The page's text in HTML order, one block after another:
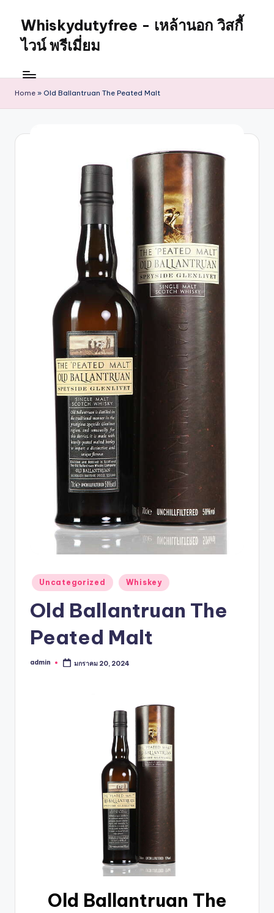
Whiskydutyfree - เหล้านอก วิสกี้
ไวน์ พรีเมี่ยม
Home » Old Ballantruan The Peated Malt
Uncategorized Whiskey
Old Ballantruan The
Peated Malt
admin มกราคม 20, 2024
Old Ballantruan The